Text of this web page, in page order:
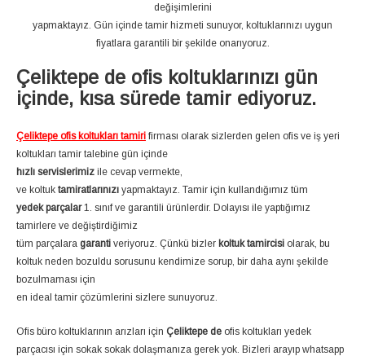
değişimlerini
yapmaktayız. Gün içinde tamir hizmeti sunuyor, koltuklarınızı uygun
fiyatlara garantili bir şekilde onarıyoruz.
Çeliktepe de ofis koltuklarınızı gün
içinde, kısa sürede tamir ediyoruz.
Çeliktepe ofis koltukları tamiri firması olarak sizlerden gelen ofis ve iş yeri
koltukları tamir talebine gün içinde
hızlı servislerimiz ile cevap vermekte,
ve koltuk tamiratlarınızı yapmaktayız. Tamir için kullandığımız tüm
yedek parçalar1. sınıf ve garantili ürünlerdir. Dolayısı ile yaptığımız
tamirlere ve değiştirdiğimiz
tüm parçalara garanti veriyoruz. Çünkü bizler koltuk tamircisi olarak, bu
koltuk neden bozuldu sorusunu kendimize sorup, bir daha aynı şekilde
bozulmaması için
en ideal tamir çözümlerini sizlere sunuyoruz.
Ofis büro koltuklarının arızları için Çeliktepe de ofis koltukları yedek
parçacısı için sokak sokak dolaşmanıza gerek yok. Bizleri arayıp whatsapp